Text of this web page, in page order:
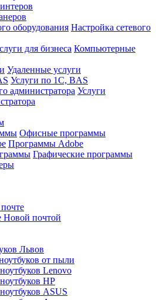
Настройка сетевого
Компьютерные
Удаленные услуги
Услуги по 1С, BAS
Услуги
Офисные программы
Программы Adobe
Графические программы
Новой почтой
Львов
от пыли
Lenovo
HP
ASUS